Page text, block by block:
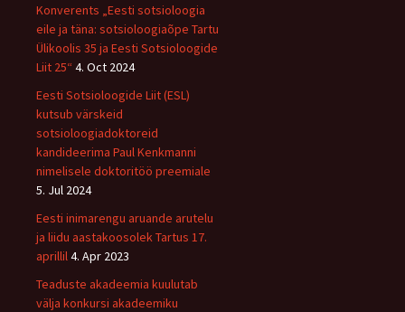
Konverents „Eesti sotsioloogia
eile ja täna: sotsioloogiaõpe Tartu
Ülikoolis 35 ja Eesti Sotsioloogide
Liit 25“ 4. Oct 2024
Eesti Sotsioloogide Liit (ESL)
kutsub värskeid
sotsioloogiadoktoreid
kandideerima Paul Kenkmanni
nimelisele doktoritöö preemiale
5. Jul 2024
Eesti inimarengu aruande arutelu
ja liidu aastakoosolek Tartus 17.
aprillil4. Apr 2023
Teaduste akadeemia kuulutab
välja konkursi akadeemiku